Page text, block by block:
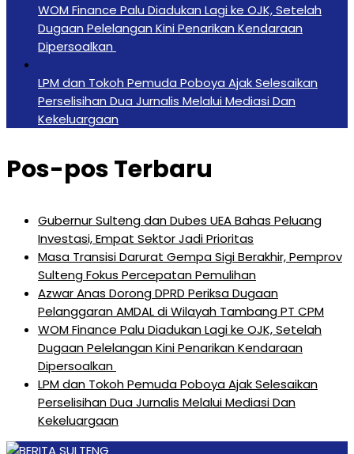
‎WOM Finance Palu Diadukan Lagi ke OJK, Setelah
Dugaan Pelelangan Kini Penarikan Kendaraan
Dipersoalkan ‎
LPM dan Tokoh Pemuda Poboya Ajak Selesaikan
Perselisihan Dua Jurnalis Melalui Mediasi Dan
Kekeluargaan
Pos-pos Terbaru
Gubernur Sulteng dan Dubes UEA Bahas Peluang
Investasi, Empat Sektor Jadi Prioritas
Masa Transisi Darurat Gempa Sigi Berakhir, Pemprov
Sulteng Fokus Percepatan Pemulihan
Azwar Anas Dorong DPRD Periksa Dugaan
Pelanggaran AMDAL di Wilayah Tambang PT CPM
‎WOM Finance Palu Diadukan Lagi ke OJK, Setelah
Dugaan Pelelangan Kini Penarikan Kendaraan
Dipersoalkan ‎
LPM dan Tokoh Pemuda Poboya Ajak Selesaikan
Perselisihan Dua Jurnalis Melalui Mediasi Dan
Kekeluargaan